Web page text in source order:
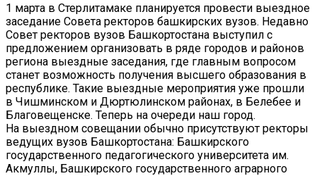
1 марта в Стерлитамаке планируется провести выездное
заседание Совета ректоров башкирских вузов. Недавно
Совет ректоров вузов Башкортостана выступил с
предложением организовать в ряде городов и районов
региона выездные заседания, где главным вопросом
станет возможность получения высшего образования в
республике. Такие выездные мероприятия уже прошли
в Чишминском и Дюртюлинском районах, в Белебее и
Благовещенске. Теперь на очереди наш город.
На выездном совещании обычно присутствуют ректоры
ведущих вузов Башкортостана: Башкирского
государственного педагогического университета им.
Акмуллы, Башкирского государственного аграрного